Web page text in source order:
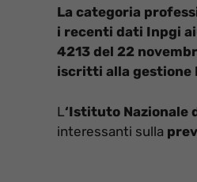
La categoria
i recenti dati Inpgi
4213 del 22
iscritti alla gestione
L‘Istituto Nazionale
interessanti sulla